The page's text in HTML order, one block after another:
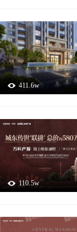
411.6w
110.5w